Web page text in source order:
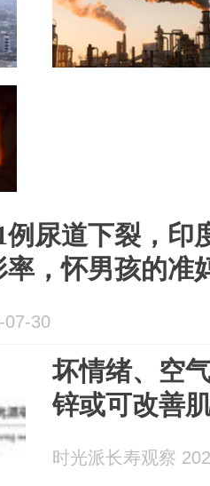
例尿道下裂，印
率，怀男孩的准
07-30
坏情绪、空
锌或可改善
时光派长寿观察